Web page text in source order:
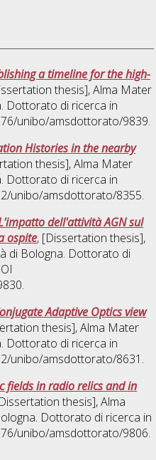
a timeline for the high-
thesis], Alma Mater
Dottorato di ricerca in
unibo/amsdottorato/9839.
Histories in the nearby
thesis], Alma Mater
Dottorato di ricerca in
unibo/amsdottorato/8355.
dell'attività AGN sul
ospite, [Dissertation thesis],
di Bologna. Dottorato di
Adaptive Optics view
thesis], Alma Mater
Dottorato di ricerca in
unibo/amsdottorato/8631.
fields in radio relics and in
thesis], Alma
Dottorato di ricerca in
unibo/amsdottorato/9806.